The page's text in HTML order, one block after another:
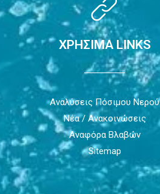
ΧΡΗΣΙΜΑ LINKS
Αναλύσεις Πόσιμου Νερού
Νέα / Ανακοινώσεις
Αναφόρα Βλαβών
Sitemap